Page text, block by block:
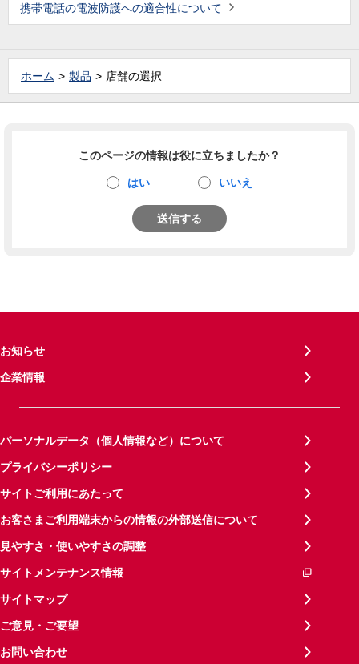
携帯電話の電波防護への適合性について
ホーム 製品 店舗の選択
このページの情報は役に立ちましたか？
はい いいえ
送信する
お知らせ
企業情報
パーソナルデータ（個人情報など）について
プライバシーポリシー
サイトご利用にあたって
お客さまご利用端末からの情報の外部送信について
見やすさ・使いやすさの調整
サイトメンテナンス情報
サイトマップ
ご意見・ご要望
お問い合わせ